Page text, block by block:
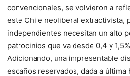
convencionales, se volvieron a
este Chile neoliberal extractivista,
independientes necesitan un alto
patrocinios que va desde 0,4 y
Adicionando, una impresentable
escaños reservados, dada a última